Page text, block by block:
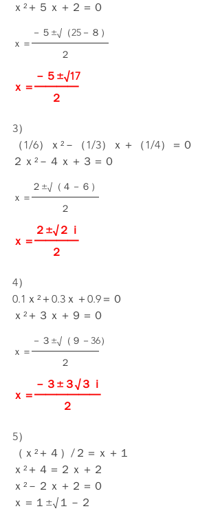
ｘ²＋５ｘ＋２＝０
－５±√（25－８）
ｘ＝━━━━━━━━
２
－５±√17
ｘ＝━━━━
２
3）
（1/6）ｘ²－（1/3）ｘ＋（1/4）＝０
２ｘ²－４ｘ＋３＝０
２±√（４－６）
ｘ＝━━━━━━━
２
２±√２ｉ
ｘ＝━━━━
２
4）
0.1ｘ²＋0.3ｘ＋0.9＝０
ｘ²＋３ｘ＋９＝０
－３±√（９－36）
ｘ＝━━━━━━━
２
－３±３√３ｉ
ｘ＝━━━━━━
２
5）
（ｘ²＋４）/２＝ｘ＋１
ｘ²＋４＝２ｘ＋２
ｘ²－２ｘ＋２＝０
ｘ＝１±√１－２